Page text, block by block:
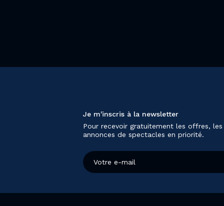
Je m'inscris à la newsletter
Pour recevoir gratuitement les offres,
annonces de spectacles en priorité.